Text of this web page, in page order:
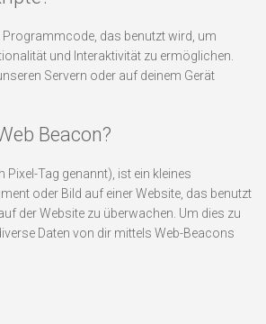
Programmcode, das benutzt wird, um
und Interaktivität zu ermöglichen.
Servern oder auf deinem Gerät
Beacon?
Pixel-Tag genannt), ist ein kleines
oder Bild auf einer Website, das benutzt
der Website zu überwachen. Um dies zu
Daten von dir mittels Web-Beacons